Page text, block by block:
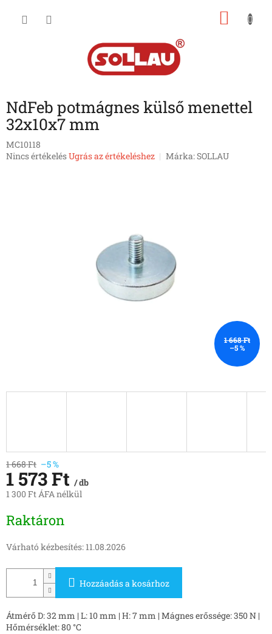
NdFeb potmágnes külső menettel
32x10x7 mm
MC10118
A
Nincs értékelésUgrás az értékeléshez Márka:SOLLAU
1 668 Ft
–5 %
1 668 Ft –5 %
1 573 Ft / db
1 300 Ft ÁFA nélkül
Raktáron
Várható kézbesítés: 11.08.2026
Hozzáadás a kosárhoz
Átmérő D: 32 mm | L: 10 mm | H: 7 mm | Mágnes erőssége: 350 N |
Hőmérséklet: 80 °C